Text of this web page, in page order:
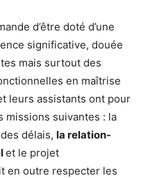
d’être doté d’une
significative, douée
mais surtout des
en maîtrise
leurs assistants ont pour
missions suivantes : la
délais, la relation-
et le projet
en outre respecter les